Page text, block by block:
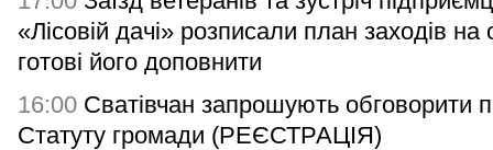
«Лісовій дачі» розписали план заходів на
готові його доповнити
16:00 Сватівчан запрошують обговорити
Статуту громади (РЕЄСТРАЦІЯ)